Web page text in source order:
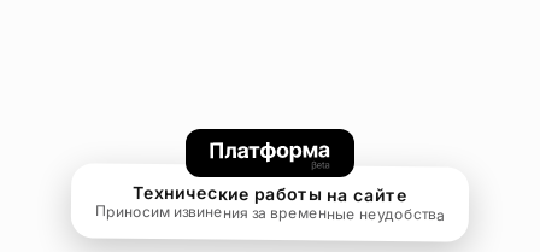
Технические работы на сайте
Приносим извинения за временные неудобства